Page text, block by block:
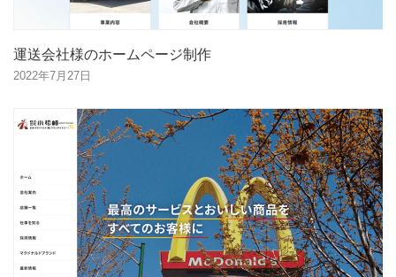
運送会社様のホームページ制作
2022年7月27日